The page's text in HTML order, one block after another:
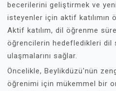
becerilerini geliştirmek ve
isteyenler için aktif katılımın
Aktif katılım, dil öğrenme
öğrencilerin hedefledikleri dil
ulaşmalarını sağlar.
Öncelikle, Beylikdüzü'nün
öğrenimi için mükemmel bir